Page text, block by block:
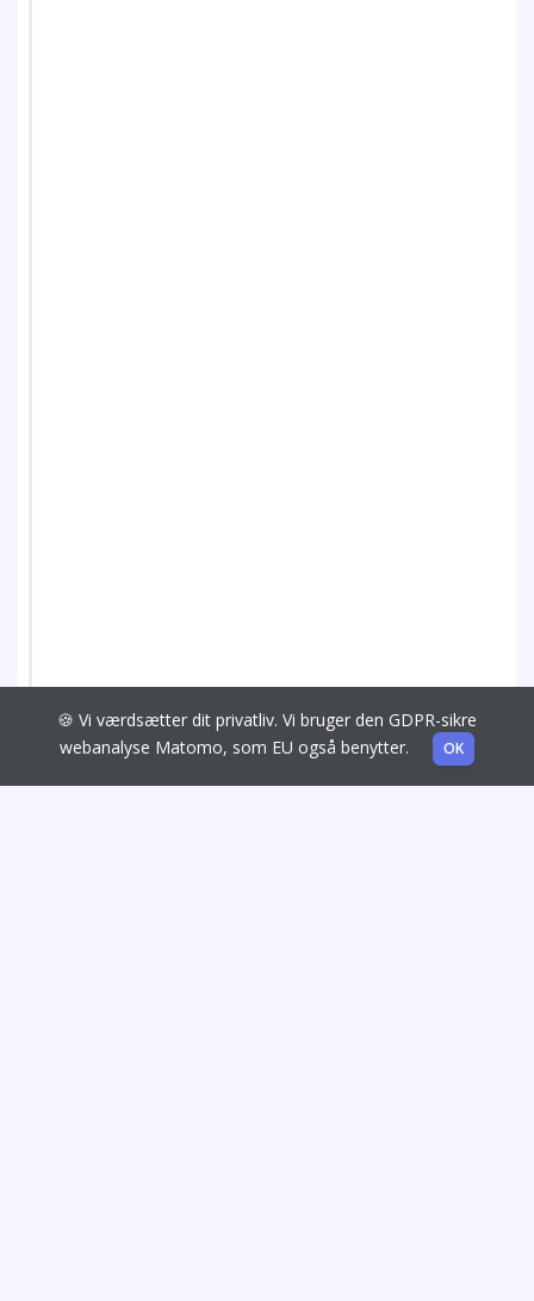
🍪 Vi værdsætter dit privatliv. Vi bruger den GDPR-sikre
webanalyse Matomo, som EU også benytter.
OK